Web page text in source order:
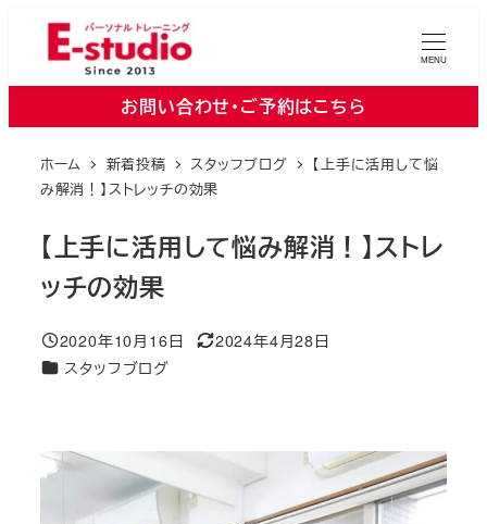
ン
MENU
お問い合わせ・ご予約はこちら
ホーム 新着投稿 スタッフブログ
【上手に活用して悩
み解消！】ストレッチの効果
【上手に活用して悩み解消！】ストレ
ッチの効果
投稿日
2020年10月16日
更新日
2024年4月28日
カテゴリー
スタッフブログ